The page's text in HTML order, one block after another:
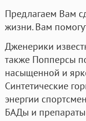
Предлагаем Вам
жизни. Вам
Дженерики
также Попперсы
насыщенной и
Синтетические
энергии
БАДы и